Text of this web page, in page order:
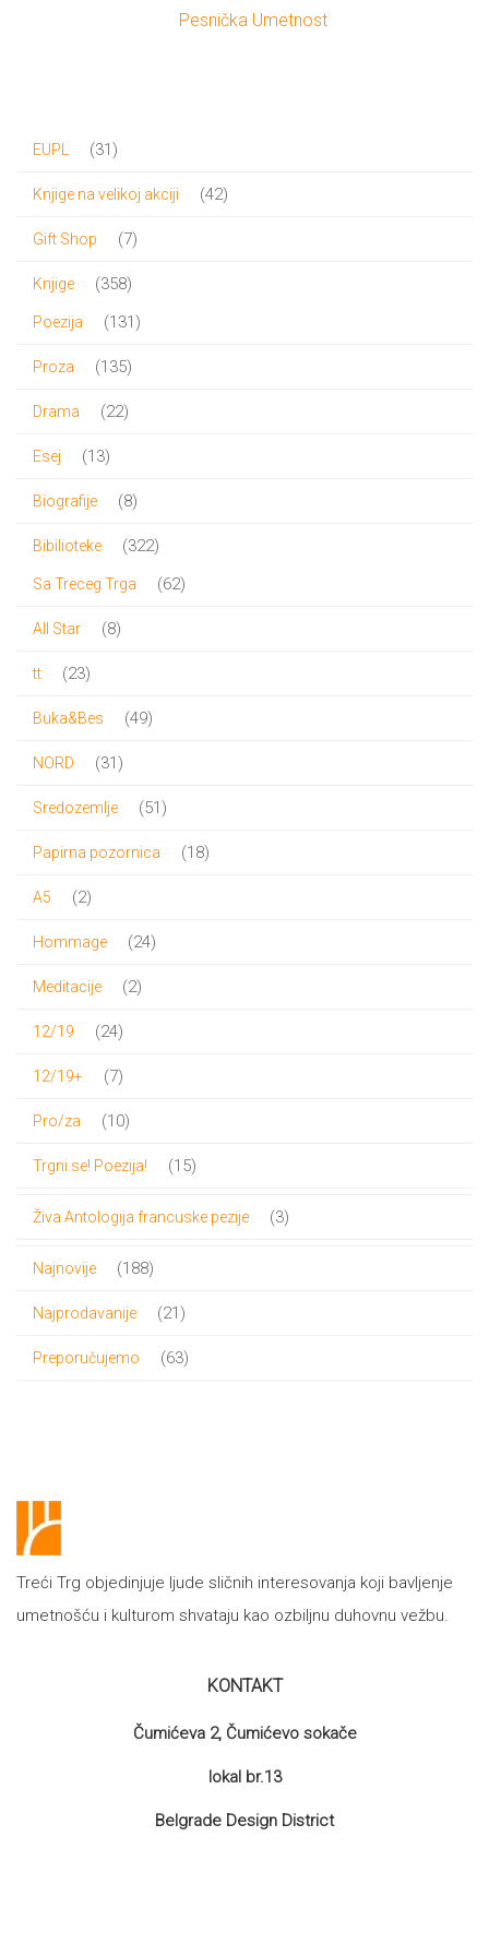
Pesnička Umetnost
EUPL 31 31
Knjige na velikoj akciji 4242
Gift Shop 77
Knjige 358358
proizvoda
Poezija 131 131
Proza 135135
Drama 2222
Esej 1313
Biografije 88
Bibilioteke 322322
proizvoda
Sa Treceg Trga 6262
All Star 88
tt 2323
Buka&Bes 4949
NORD 31 31
Sredozemlje 51 51
Papirna pozornica 1818
A5 22
Hommage 2424
Meditacije 22
12/19 2424
12/19+ 77
Pro/za 1010
Trgni se! Poezija! 1515
Živa Antologija francuske pezije 33
Najnovije 188188
Najprodavanije 21 21
Preporučujemo 6363
Treći Trg objedinjuje ljude sličnih interesovanja koji bavljenje
umetnošću i kulturom shvataju kao ozbiljnu duhovnu vežbu.
KONTAKT
Čumićeva 2, Čumićevo sokače
lokal br.13
Belgrade Design District